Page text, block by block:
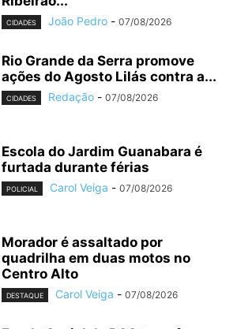
CIDADES João Pedro - 07/08/2026
Rio Grande da Serra promove
ações do Agosto Lilás contra a...
CIDADES Redação - 07/08/2026
Escola do Jardim Guanabara é
furtada durante férias
POLICIAL Carol Veiga - 07/08/2026
Morador é assaltado por
quadrilha em duas motos no
Centro Alto
DESTAQUE Carol Veiga - 07/08/2026